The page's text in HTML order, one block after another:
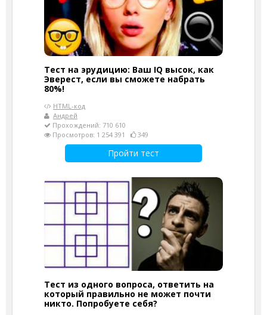
Тест на эрудицию: Ваш IQ высок, как
Эверест, если вы сможете набрать
80%!
HTML-код
Андрей
Прохождений: 710 610
Просмотров: 1 254 391
349
Пройти тест
Тест из одного вопроса, ответить на
который правильно не может почти
никто. Попробуете себя?